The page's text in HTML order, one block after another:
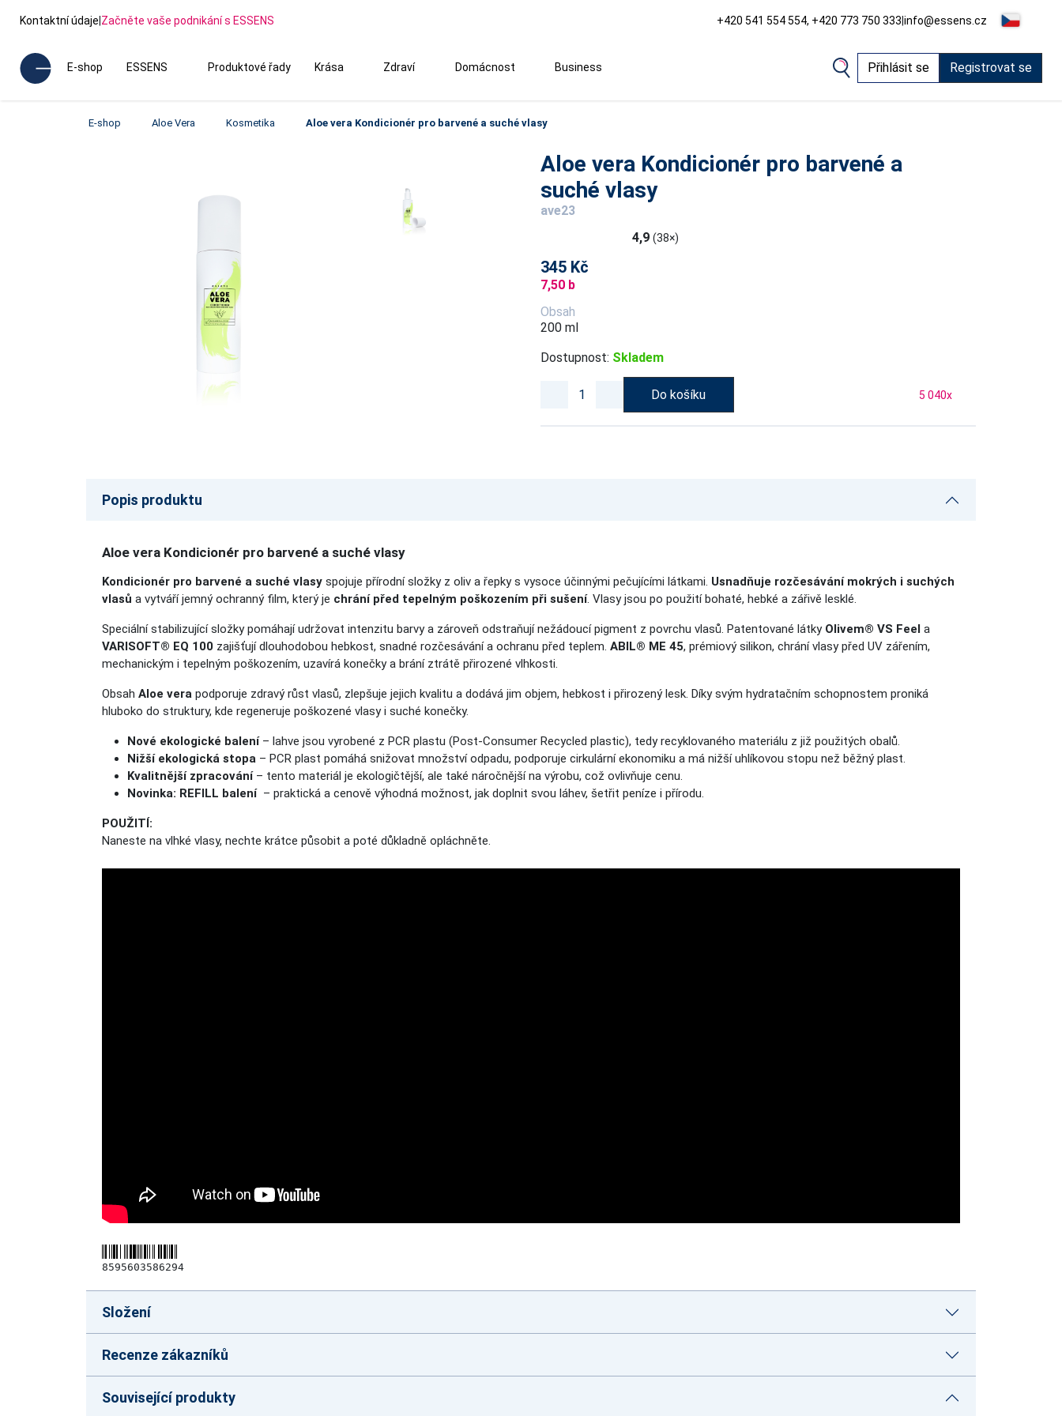
Kontaktní údaje|Začněte vaše podnikání s ESSENS +420 541 554 554, +420 773 750 333|info@essens.cz
E-shop ESSENS Produktové řady Krása Zdraví Domácnost Business Přihlásit se Registrovat se
E-shop Aloe Vera Kosmetika Aloe vera Kondicionér pro barvené a suché vlasy
Aloe vera Kondicionér pro barvené a
suché vlasy
ave23
4,9 (38×)
345 Kč
7,50 b
Obsah
200 ml
Dostupnost: Skladem
Do košíku 5 040x
Popis produktu
Aloe vera Kondicionér pro barvené a suché vlasy
Kondicionér pro barvené a suché vlasy spojuje přírodní složky z oliv a řepky s vysoce účinnými pečujícími látkami. Usnadňuje rozčesávání mokrých i suchých
vlasů a vytváří jemný ochranný film, který je chrání před tepelným poškozením při sušení. Vlasy jsou po použití bohaté, hebké a zářivě lesklé.
Speciální stabilizující složky pomáhají udržovat intenzitu barvy a zároveň odstraňují nežádoucí pigment z povrchu vlasů. Patentované látky Olivem® VS Feel a
VARISOFT® EQ 100 zajišťují dlouhodobou hebkost, snadné rozčesávání a ochranu před teplem. ABIL® ME 45, prémiový silikon, chrání vlasy před UV zářením,
mechanickým i tepelným poškozením, uzavírá konečky a brání ztrátě přirozené vlhkosti.
Obsah Aloe vera podporuje zdravý růst vlasů, zlepšuje jejich kvalitu a dodává jim objem, hebkost i přirozený lesk. Díky svým hydratačním schopnostem proniká
hluboko do struktury, kde regeneruje poškozené vlasy i suché konečky.
Nové ekologické balení – lahve jsou vyrobené z PCR plastu (Post-Consumer Recycled plastic), tedy recyklovaného materiálu z již použitých obalů.
Nižší ekologická stopa – PCR plast pomáhá snižovat množství odpadu, podporuje cirkulární ekonomiku a má nižší uhlíkovou stopu než běžný plast.
Kvalitnější zpracování– tento materiál je ekologičtější, ale také náročnější na výrobu, což ovlivňuje cenu.
Novinka: REFILL balení– praktická a cenově výhodná možnost, jak doplnit svou láhev, šetřit peníze i přírodu.
POUŽITÍ:
Naneste na vlhké vlasy, nechte krátce působit a poté důkladně opláchněte.
8595603586294
Složení
Recenze zákazníků
Související produkty